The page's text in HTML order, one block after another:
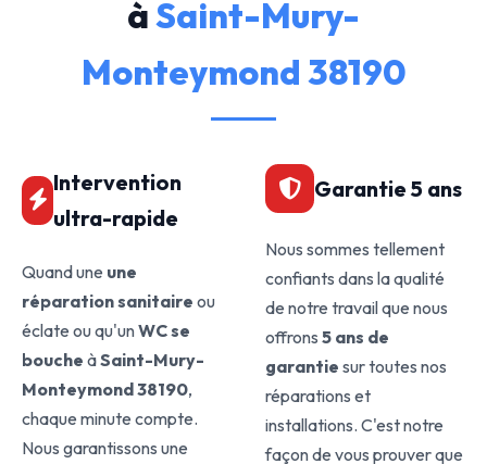
àSaint-Mury-
Monteymond 38190
Intervention
ultra-rapide
Quand une une
réparation sanitaire ou
éclate ou qu'unWC se
bouche àSaint-Mury-
Monteymond 38190,
chaque minute compte.
Nous garantissons une
Garantie 5 ans
Nous sommes tellement
confiants dans la qualité
de notre travail que nous
offrons 5 ans de
garantie sur toutes nos
réparations et
installations. C'est notre
façon de vous prouver que